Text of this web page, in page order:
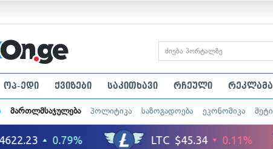
ოპ-ედი ქვიზები საკითხავი რჩეული რეკლამა
მართლმსაჯულება პოლიტიკა საზოგადოება ეკონომიკა მეტი